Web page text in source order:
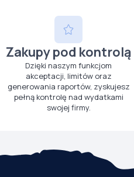
Zakupy pod kontrolą
Dzięki naszym funkcjom
akceptacji, limitów oraz
generowania raportów, zyskujesz
pełną kontrolę nad wydatkami
swojej firmy.